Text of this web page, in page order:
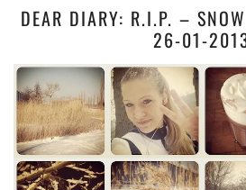
DEAR DIARY: R.I.P. –
26-01-